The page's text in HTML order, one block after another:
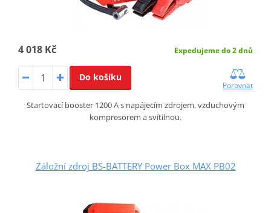
4 018 Kč Expedujeme do 2 dnů
Do košíku
Porovnat
Startovací booster 1200 A s napájecím zdrojem, vzduchovým
kompresorem a svítilnou.
Záložní zdroj BS-BATTERY Power Box MAX PB02